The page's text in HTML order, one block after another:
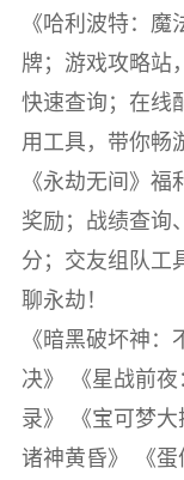
《哈利波特：
牌；游戏攻略站
快速查询；在线
用工具，带你畅
《永劫无间》
奖励；战绩查询
分；交友组队工
聊永劫！
《暗黑破坏神
决》 《星战前
录》 《宝可梦大
诸神黄昏》 《